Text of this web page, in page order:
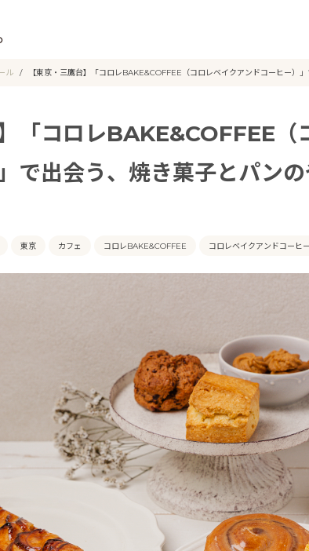
ル 【東京・三鷹台】「コロレBAKE&COFFEE（コロレベイクアンドコーヒー）
「コロレBAKE&COFFEE（
で出会う、焼き菓子とパン
東京 カフェ コロレBAKE&COFFEE コロレベイクアンドコーヒー